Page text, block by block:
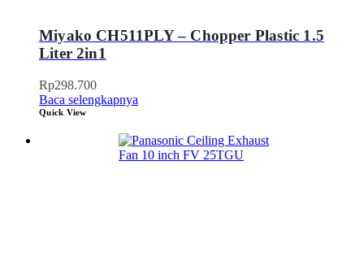
Miyako CH511PLY – Chopper Plastic 1.5
Liter 2in1
Rp298.700
Baca selengkapnya
Quick View